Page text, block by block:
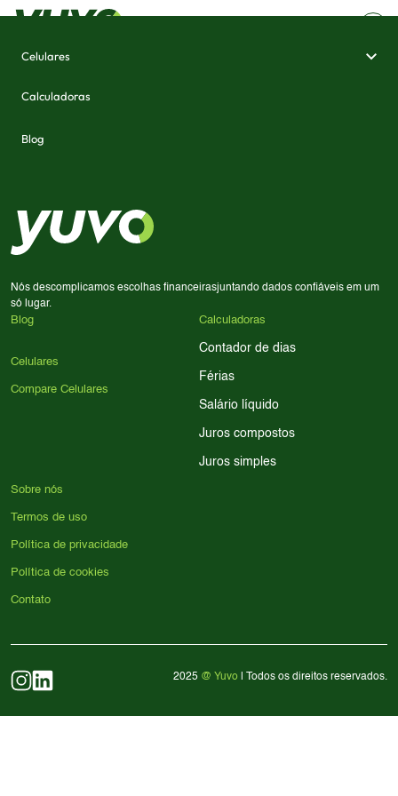
Celulares
Calculadoras
Blog
Nós descomplicamos escolhas financeirasjuntando dados confiáveis em um
só lugar.
Blog
Celulares
Compare Celulares
Calculadoras
Contador de dias
Férias
Salário líquido
Juros compostos
Juros simples
Sobre nós
Termos de uso
Política de privacidade
Política de cookies
Contato
2025 @ Yuvo | Todos os direitos reservados.